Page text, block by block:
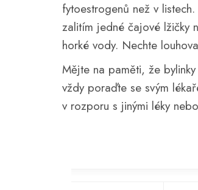
fytoestrogenů než v
zalitím jedné čajové lžičky
horké vody. Nechte
Mějte na paměti, že
vždy poraďte se svým
v rozporu s jinými léky